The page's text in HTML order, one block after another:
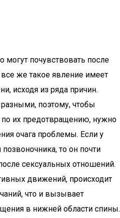
почувствовать после
же такое явление имеет
исходя из ряда причин.
поэтому, чтобы
их предотвращению, нужно
очага проблемы. Если у
то он почти
сексуальных отношений.
движений, происходит
что и вызывает
в нижней области спины.